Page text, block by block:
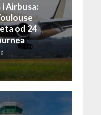
Airbusa:
od 24